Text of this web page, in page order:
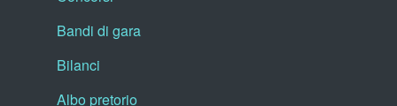
Bandi di gara
Bilanci
Albo pretorio